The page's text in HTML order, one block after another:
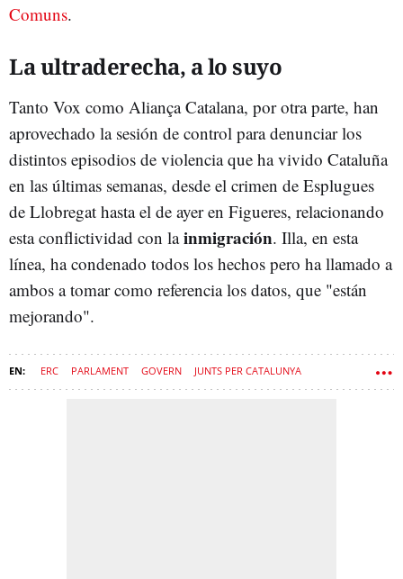
Comuns.
La ultraderecha, a lo suyo
Tanto Vox como Aliança Catalana, por otra parte, han
aprovechado la sesión de control para denunciar los
distintos episodios de violencia que ha vivido Cataluña
en las últimas semanas, desde el crimen de Esplugues
de Llobregat hasta el de ayer en Figueres, relacionando
esta conflictividad con lainmigración. Illa, en esta
línea, ha condenado todos los hechos pero ha llamado a
ambos a tomar como referencia los datos, que "están
mejorando".
ERC PARLAMENT GOVERN JUNTS PER CATALUNYA